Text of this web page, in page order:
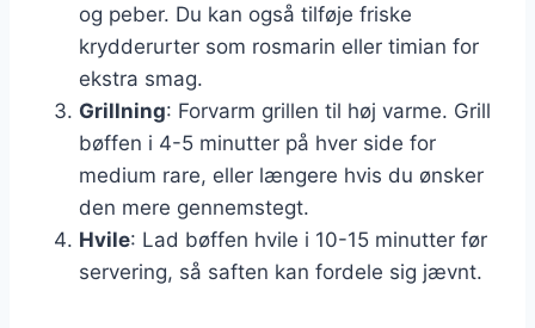
og peber. Du kan også tilføje friske
krydderurter som rosmarin eller timian for
ekstra smag.
Grillning: Forvarm grillen til høj varme. Grill
bøffen i 4-5 minutter på hver side for
medium rare, eller længere hvis du ønsker
den mere gennemstegt.
Hvile: Lad bøffen hvile i 10-15 minutter før
servering, så saften kan fordele sig jævnt.